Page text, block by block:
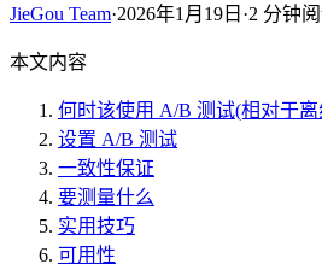
JieGou Team·2026年1月19日 ·2 分钟
本文内容
何时该使用 A/B 测试(相对于
设置 A/B 测试
一致性保证
要测量什么
实用技巧
可用性